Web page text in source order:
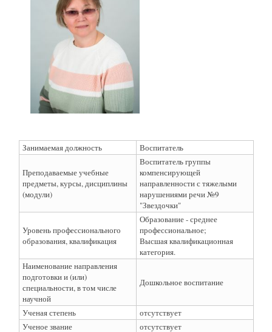
Занимаемая должность Воспитатель
Преподаваемые учебные
предметы, курсы, дисциплины
(модули)
Воспитатель группы
компенсирующей
направленности с тяжелыми
нарушениями речи №9
"Звездочки"
Уровень профессионального
образования, квалификация
Образование - среднее
профессиональное;
Высшая квалификационная
категория.
Наименование направления
подготовки и (или)
специальности, в том числе
научной
Дошкольное воспитание
Ученая степень
отсутствует
Ученое звание
отсутствует